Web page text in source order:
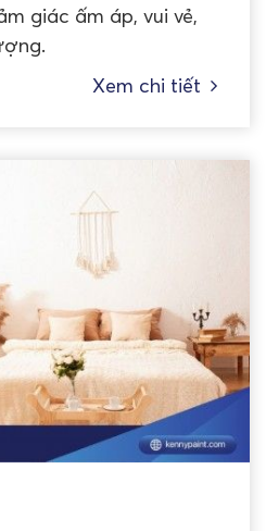
giác ấm áp, vui vẻ,
Xem chi tiết